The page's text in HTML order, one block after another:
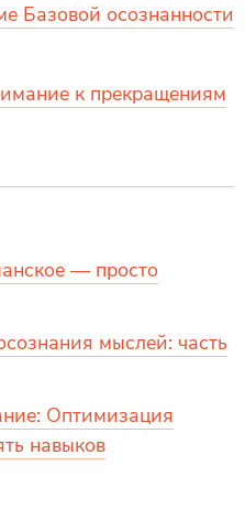
Базовой осознанности
к прекращениям
— просто
мыслей: часть
Оптимизация
навыков